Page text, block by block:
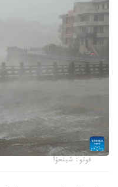
فوتو: شينحۋا